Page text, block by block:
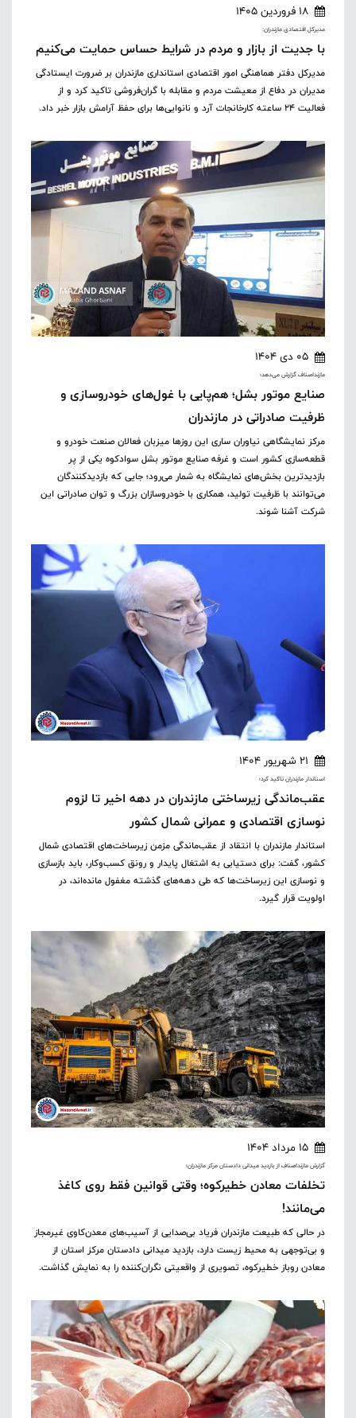
18 فروردین 1405
مدیرکل اقتصادی مازندران:
با جدیت از بازار و مردم در شرایط حساس حمایت می‌کنیم
مدیرکل دفتر هماهنگی امور اقتصادی استانداری مازندران بر ضرورت ایستادگی
مدیران در دفاع از معیشت مردم و مقابله با گران‌فروشی تاکید کرد و از
فعالیت ۲۴ ساعته کارخانجات آرد و نانوایی‌ها برای حفظ آرامش بازار خبر داد.
05 دی 1404
مازنداصناف گزارش می‌دهد؛
صنایع موتور بشل؛ هم‌پایی با غول‌های خودروسازی و
ظرفیت صادراتی در مازندران
مرکز نمایشگاهی نیاوران ساری این روزها میزبان فعالان صنعت خودرو و
قطعه‌سازی کشور است و غرفه صنایع موتور بشل سوادکوه یکی از پر
بازدیدترین بخش‌های نمایشگاه به شمار می‌رود؛ جایی که بازدیدکنندگان
می‌توانند با ظرفیت تولید، همکاری با خودروسازان بزرگ و توان صادراتی این
شرکت آشنا شوند.
21 شهریور 1404
استاندار مازندران تاکید کرد؛
عقب‌ماندگی زیرساختی مازندران در دهه اخیر تا لزوم
نوسازی اقتصادی و عمرانی شمال کشور
استاندار مازندران با انتقاد از عقب‌ماندگی مزمن زیرساخت‌های اقتصادی شمال
کشور، گفت: برای دستیابی به اشتغال پایدار و رونق کسب‌وکار، باید بازسازی
و نوسازی این زیرساخت‌ها که طی دهه‌های گذشته مغفول مانده‌اند، در
اولویت قرار گیرد.
15 مرداد 1404
گزارش مازنداصناف از بازدید میدانی دادستان مرکز مازندران؛
تخلفات معادن خطیرکوه؛ وقتی قوانین فقط روی کاغذ
می‌مانند!
در حالی که طبیعت مازندران فریاد بی‌صدایی از آسیب‌های معدن‌کاوی غیرمجاز
و بی‌توجهی به محیط زیست دارد، بازدید میدانی دادستان مرکز استان از
معادن روباز خطیرکوه، تصویری از واقعیتی نگران‌کننده را به نمایش گذاشت.